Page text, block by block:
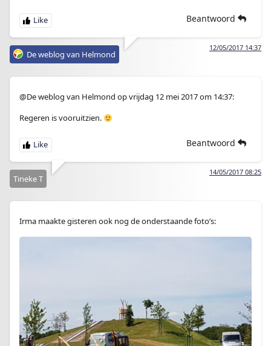
Beantwoord
12/05/2017 14:37
De weblog van Helmond
@De weblog van Helmond op vrijdag 12 mei 2017 om 14:37:
Regeren is vooruitzien.
Beantwoord
14/05/2017 08:25
Tineke T
Irma maakte gisteren ook nog de onderstaande foto’s: